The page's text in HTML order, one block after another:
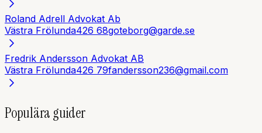
Roland Adrell Advokat Ab
Västra Frölunda426 68goteborg@garde.se
Fredrik Andersson Advokat AB
Västra Frölunda426 79fandersson236@gmail.com
Populära guider